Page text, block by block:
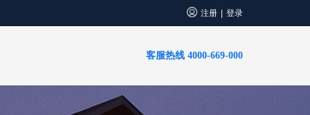
注册 登录
客服热线 4000-669-000